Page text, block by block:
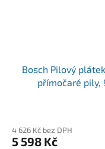
Bosch Pilový
přímočaré pily,
4 626 Kč bez DPH
5 598 Kč